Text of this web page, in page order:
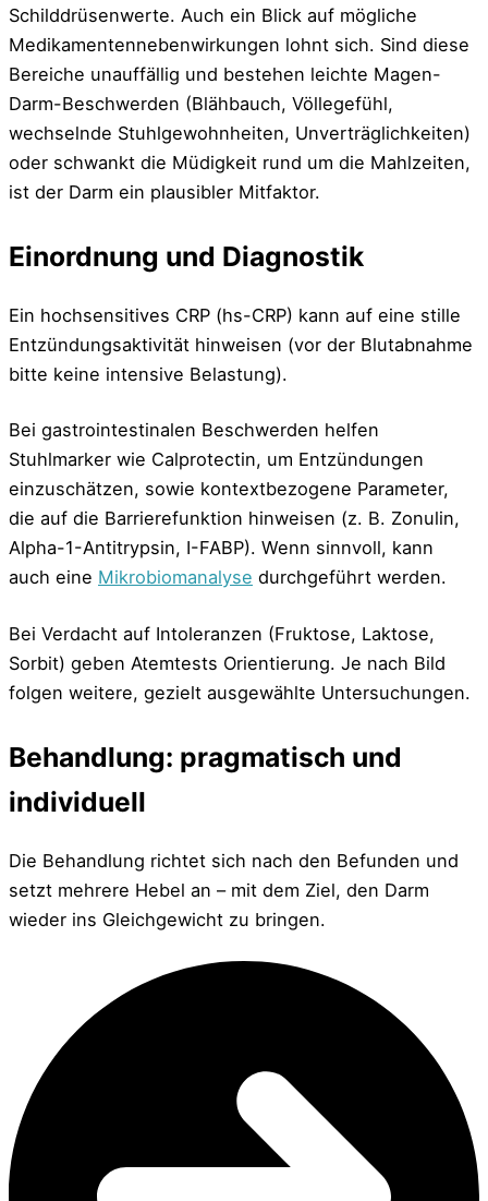
Schilddrüsenwerte. Auch ein Blick auf mögliche
Medikamentennebenwirkungen lohnt sich. Sind diese
Bereiche unauffällig und bestehen leichte Magen-
Darm-Beschwerden (Blähbauch, Völlegefühl,
wechselnde Stuhlgewohnheiten, Unverträglichkeiten)
oder schwankt die Müdigkeit rund um die Mahlzeiten,
ist der Darm ein plausibler Mitfaktor.
Einordnung und Diagnostik
Ein hochsensitives CRP (hs-CRP) kann auf eine stille
Entzündungsaktivität hinweisen (vor der Blutabnahme
bitte keine intensive Belastung).
Bei gastrointestinalen Beschwerden helfen
Stuhlmarker wie Calprotectin, um Entzündungen
einzuschätzen, sowie kontextbezogene Parameter,
die auf die Barrierefunktion hinweisen (z. B. Zonulin,
Alpha-1-Antitrypsin, I-FABP). Wenn sinnvoll, kann
auch eine Mikrobiomanalyse durchgeführt werden.
Bei Verdacht auf Intoleranzen (Fruktose, Laktose,
Sorbit) geben Atemtests Orientierung. Je nach Bild
folgen weitere, gezielt ausgewählte Untersuchungen.
Behandlung: pragmatisch und
individuell
Die Behandlung richtet sich nach den Befunden und
setzt mehrere Hebel an – mit dem Ziel, den Darm
wieder ins Gleichgewicht zu bringen.